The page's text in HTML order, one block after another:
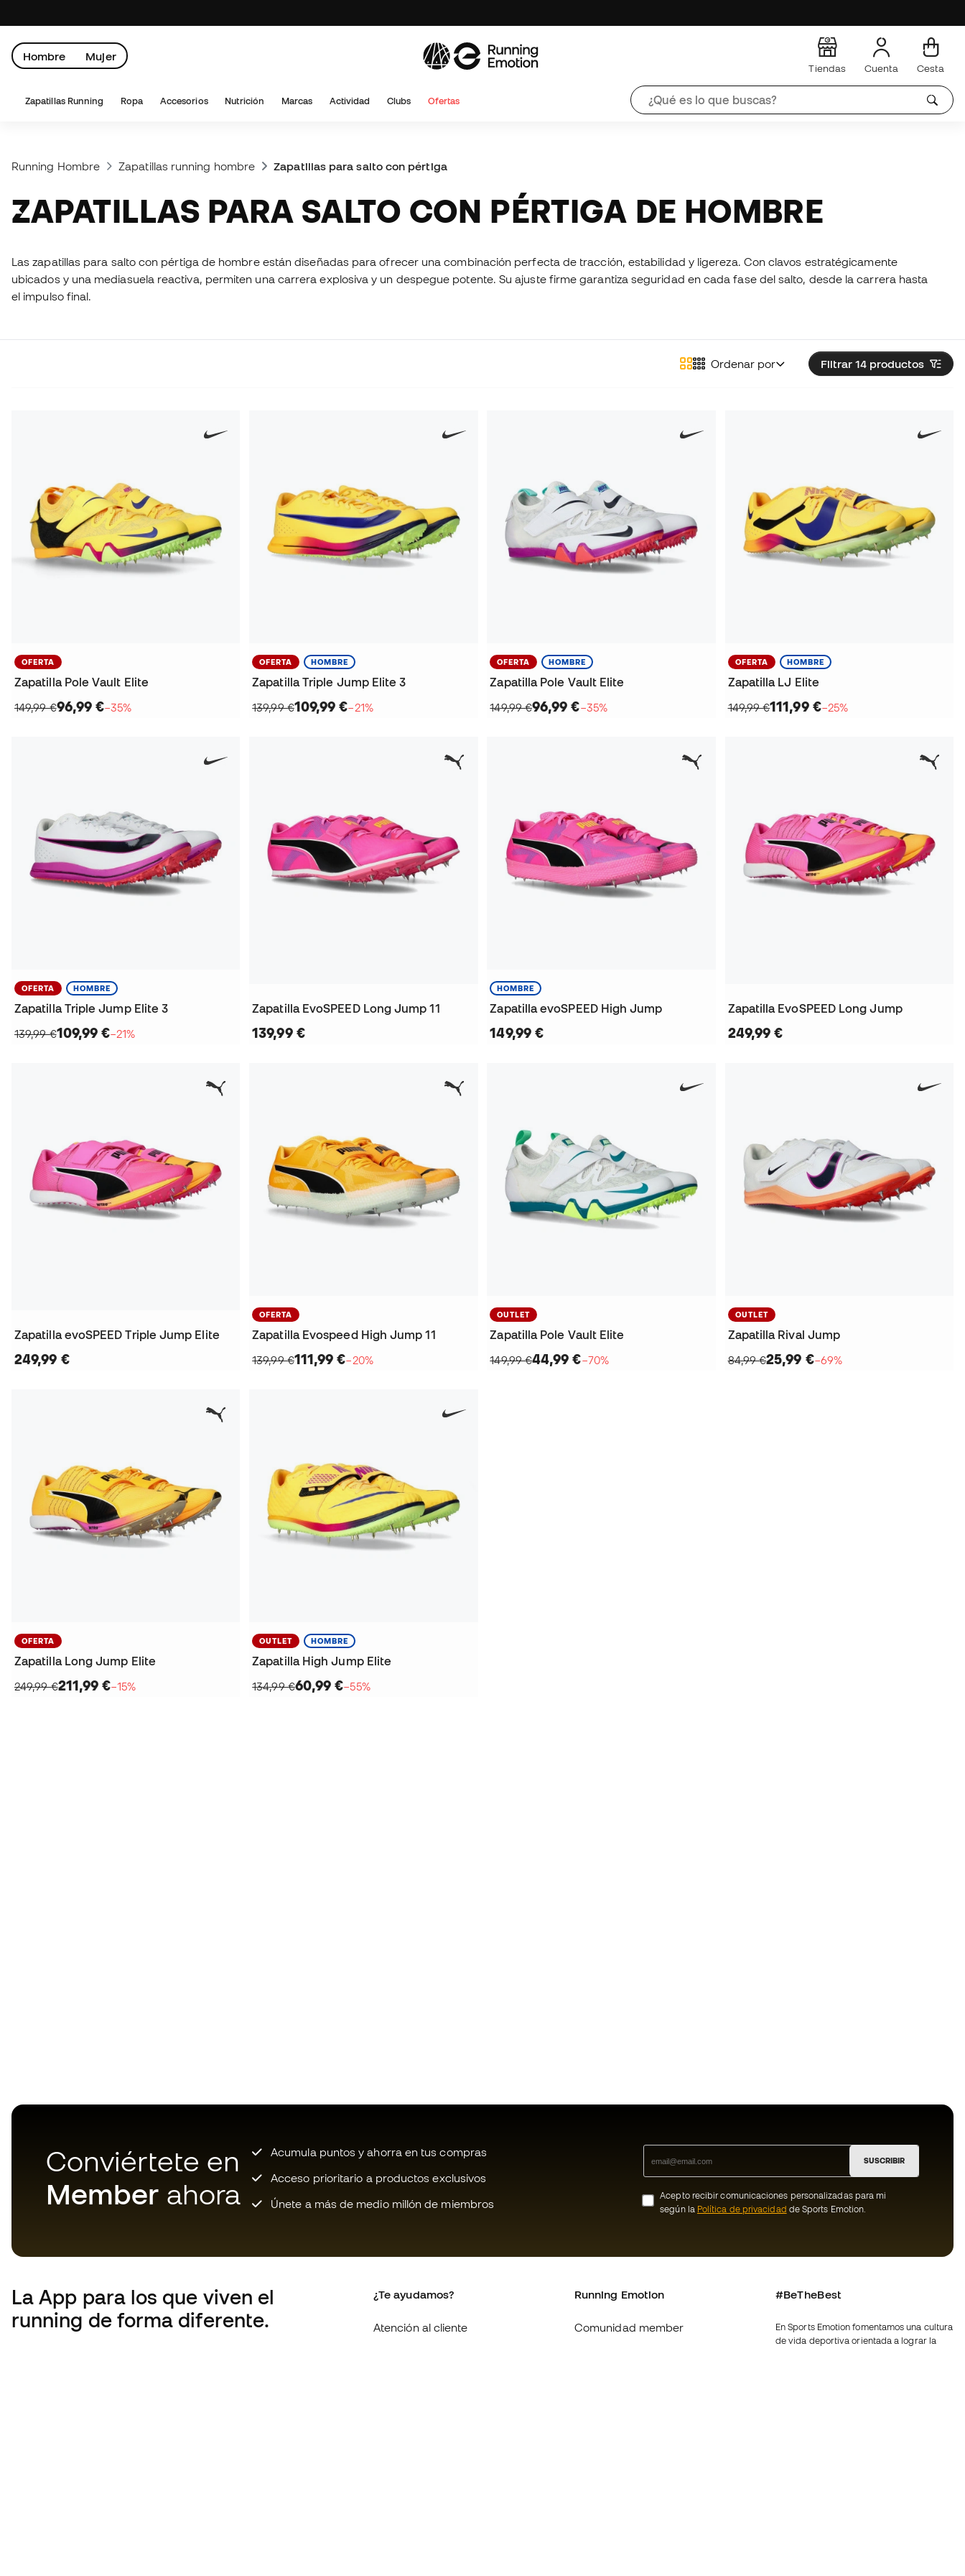
Hombre Mujer
Tiendas Cuenta Cesta
Zapatillas Running Ropa Accesorios Nutrición Marcas Actividad Clubs Ofertas
Running Hombre Zapatillas running hombre Zapatillas para salto con pértiga
ZAPATILLAS PARA SALTO CON PÉRTIGA DE HOMBRE
Las zapatillas para salto con pértiga de hombre están diseñadas para ofrecer una combinación perfecta de tracción, estabilidad y ligereza. Con clavos estratégicamente
ubicados y una mediasuela reactiva, permiten una carrera explosiva y un despegue potente. Su ajuste firme garantiza seguridad en cada fase del salto, desde la carrera hasta
el impulso final.
Filtrar 14 productos
Ordenar por
OFERTA
Zapatilla Pole Vault Elite
149,99 €96,99 €−35%
OFERTA HOMBRE
Zapatilla Triple Jump Elite 3
139,99 €109,99 €−21%
OFERTA HOMBRE
Zapatilla Pole Vault Elite
149,99 €96,99 €−35%
OFERTA HOMBRE
Zapatilla LJ Elite
149,99 €111,99 €−25%
OFERTA HOMBRE
Zapatilla Triple Jump Elite 3
139,99 €109,99 €−21%
Zapatilla EvoSPEED Long Jump 11
139,99 €
HOMBRE
Zapatilla evoSPEED High Jump
149,99 €
Zapatilla EvoSPEED Long Jump
249,99 €
Zapatilla evoSPEED Triple Jump Elite
249,99 €
OFERTA
Zapatilla Evospeed High Jump 11
139,99 €111,99 €−20%
OUTLET
Zapatilla Pole Vault Elite
149,99 €44,99 €−70%
OUTLET
Zapatilla Rival Jump
84,99 €25,99 €−69%
OFERTA
Zapatilla Long Jump Elite
249,99 €211,99 €−15%
OUTLET HOMBRE
Zapatilla High Jump Elite
134,99 €60,99 €−55%
Conviértete en
Member ahora
Acumula puntos y ahorra en tus compras
Acceso prioritario a productos exclusivos
Únete a más de medio millón de miembros
SUSCRIBIR
Acepto recibir comunicaciones personalizadas para mi
según la Política de privacidad de Sports Emotion.
La App para los que viven el
running de forma diferente.
¿Te ayudamos?
Atención al cliente
Running Emotion
Comunidad member
#BeTheBest
En Sports Emotion fomentamos una cultura
de vida deportiva orientada a lograr la